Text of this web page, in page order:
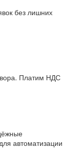
без лишних
Платим НДС​
автоматизации